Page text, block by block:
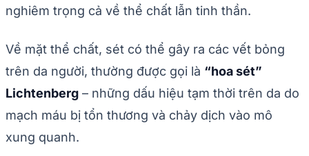
nghiêm trọng cả về thể chất lẫn tinh thần.
Về mặt thể chất, sét có thể gây ra các vết bỏng
trên da người, thường được gọi là “hoa sét”
Lichtenberg – những dấu hiệu tạm thời trên da do
mạch máu bị tổn thương và chảy dịch vào mô
xung quanh.